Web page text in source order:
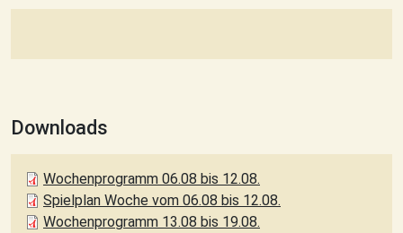
Downloads
Wochenprogramm 06.08 bis 12.08.
Spielplan Woche vom 06.08 bis 12.08.
Wochenprogramm 13.08 bis 19.08.